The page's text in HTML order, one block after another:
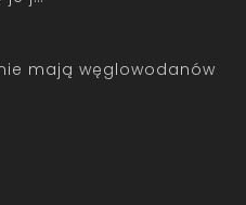
mają węglowodanów